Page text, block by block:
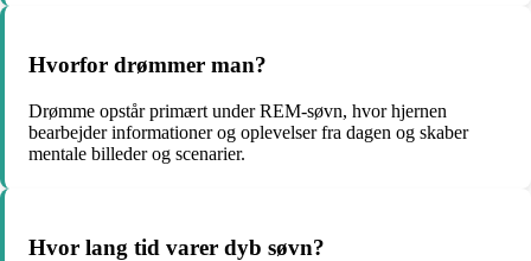
Hvorfor drømmer man?
Drømme opstår primært under REM-søvn, hvor hjernen
bearbejder informationer og oplevelser fra dagen og skaber
mentale billeder og scenarier.
Hvor lang tid varer dyb søvn?